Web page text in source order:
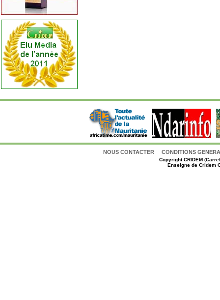
NOUS CONTACTER CONDITIONS
CopyrightCRIDEM
Enseigne de Cridem